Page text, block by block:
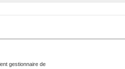
gestionnaire de